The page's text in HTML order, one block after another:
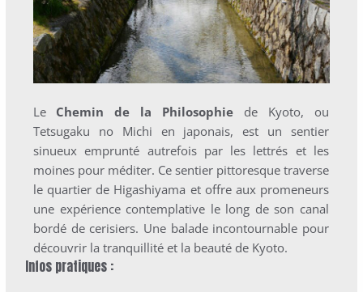
Le Chemin de la Philosophie de Kyoto, ou
Tetsugaku no Michi en japonais, est un sentier
sinueux emprunté autrefois par les lettrés et les
moines pour méditer. Ce sentier pittoresque traverse
le quartier de Higashiyama et offre aux promeneurs
une expérience contemplative le long de son canal
bordé de cerisiers. Une balade incontournable pour
découvrir la tranquillité et la beauté de Kyoto.
Infos pratiques :